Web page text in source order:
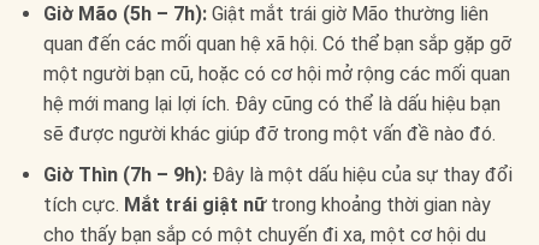
Giờ Mão (5h – 7h):Giật mắt trái giờ Mão thường liên
quan đến các mối quan hệ xã hội. Có thể bạn sắp gặp gỡ
một người bạn cũ, hoặc có cơ hội mở rộng các mối quan
hệ mới mang lại lợi ích. Đây cũng có thể là dấu hiệu bạn
sẽ được người khác giúp đỡ trong một vấn đề nào đó.
Giờ Thìn (7h – 9h):Đây là một dấu hiệu của sự thay đổi
tích cực. Mắt trái giật nữtrong khoảng thời gian này
cho thấy bạn sắp có một chuyến đi xa, một cơ hội du